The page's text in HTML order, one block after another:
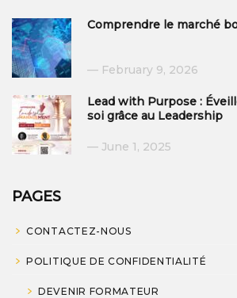
Comprendre le marché
February 9, 2026
Lead with Purpose :
soi grâce au Leadership
June 1, 2025
PAGES
CONTACTEZ-NOUS
POLITIQUE DE CONFIDENTIALITÉ
DEVENIR FORMATEUR